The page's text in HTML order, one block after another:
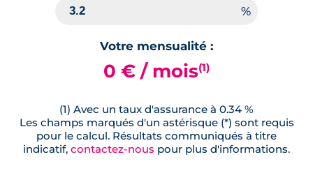
Votre mensualité :
0 € / mois(1)
(1) Avec un taux d'assurance à 0.34 %
Les champs marqués d'un astérisque (*) sont requis
pour le calcul. Résultats communiqués à titre
indicatif, contactez-nous pour plus d'informations.